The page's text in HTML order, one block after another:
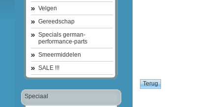
Velgen
Gereedschap
Specials german-
performance-parts
Smeermiddelen
SALE !!!
Speciaal